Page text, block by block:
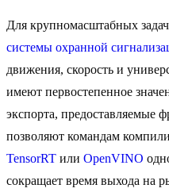
Для крупномасштабных
системы охранной
движения, скорость и
имеют первостепенное
экспорта, предоставляемые
позволяют командам
TensorRT или OpenVINO
сокращает время выхода на